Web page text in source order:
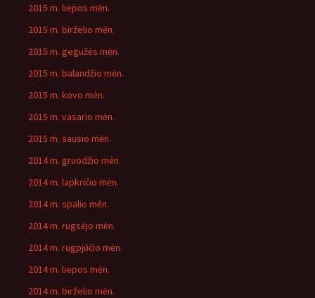
2015 m. liepos mėn.
2015 m. birželio mėn.
2015 m. gegužės mėn.
2015 m. balandžio mėn.
2015 m. kovo mėn.
2015 m. vasario mėn.
2015 m. sausio mėn.
2014 m. gruodžio mėn.
2014 m. lapkričio mėn.
2014 m. spalio mėn.
2014 m. rugsėjo mėn.
2014 m. rugpjūčio mėn.
2014 m. liepos mėn.
2014 m. birželio mėn.